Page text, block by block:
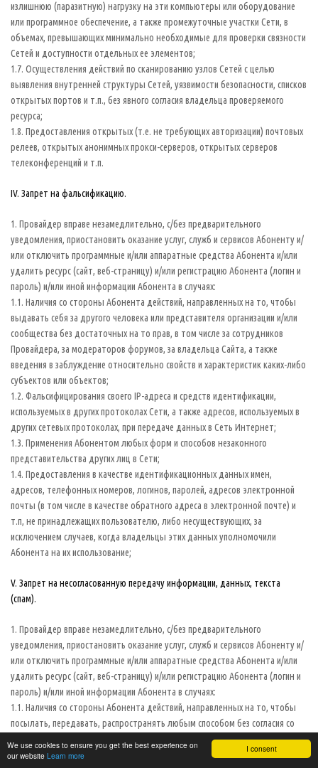
I consent
We use cookies to ensure you get the best experience on
our website Learn more
излишнюю (паразитную) нагрузку на эти компьютеры или оборудование
или программное обеспечение, а также промежуточные участки Сети, в
объемах, превышающих минимально необходимые для проверки связности
Сетей и доступности отдельных ее элементов;
1.7. Осуществления действий по сканированию узлов Сетей с целью
выявления внутренней структуры Сетей, уязвимости безопасности, списков
открытых портов и т.п., без явного согласия владельца проверяемого
ресурса;
1.8. Предоставления открытых (т.е. не требующих авторизации) почтовых
релеев, открытых анонимных прокси-серверов, открытых серверов
телеконференций и т.п.
IV. Запрет на фальсификацию.
1. Провайдер вправе незамедлительно, с/без предварительного
уведомления, приостановить оказание услуг, служб и сервисов Абоненту и/
или отключить программные и/или аппаратные средства Абонента и/или
удалить ресурс (сайт, веб-страницу) и/или регистрацию Абонента (логин и
пароль) и/или иной информации Абонента в случаях:
1.1. Наличия со стороны Абонента действий, направленных на то, чтобы
выдавать себя за другого человека или представителя организации и/или
сообщества без достаточных на то прав, в том числе за сотрудников
Провайдера, за модераторов форумов, за владельца Сайта, а также
введения в заблуждение относительно свойств и характеристик каких-либо
субъектов или объектов;
1.2. Фальсифицирования своего IP-адреса и средств идентификации,
используемых в других протоколах Сети, а также адресов, используемых в
других сетевых протоколах, при передаче данных в Сеть Интернет;
1.3. Применения Абонентом любых форм и способов незаконного
представительства других лиц в Сети;
1.4. Предоставления в качестве идентификационных данных имен,
адресов, телефонных номеров, логинов, паролей, адресов электронной
почты (в том числе в качестве обратного адреса в электронной почте) и
т.п, не принадлежащих пользователю, либо несуществующих, за
исключением случаев, когда владельцы этих данных уполномочили
Абонента на их использование;
V. Запрет на несогласованную передачу информации, данных, текста
(спам).
1. Провайдер вправе незамедлительно, с/без предварительного
уведомления, приостановить оказание услуг, служб и сервисов Абоненту и/
или отключить программные и/или аппаратные средства Абонента и/или
удалить ресурс (сайт, веб-страницу) и/или регистрацию Абонента (логин и
пароль) и/или иной информации Абонента в случаях:
1.1. Наличия со стороны Абонента действий, направленных на то, чтобы
посылать, передавать, распространять любым способом без согласия со
стороны адресата, публиковать и/или воспроизводить на ресурсах третьих
лиц без их согласия содержащую рекламу информацию (в частности,